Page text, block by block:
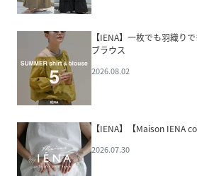
【IENA】一枚でも羽織り
ブラウス
2026.08.02
【IENA】【Maison IENA
2026.07.30